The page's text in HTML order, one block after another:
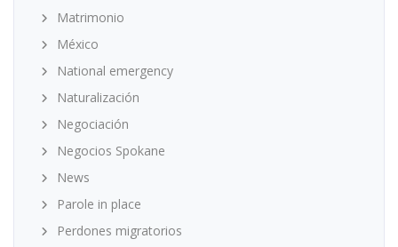
Matrimonio
México
National emergency
Naturalización
Negociación
Negocios Spokane
News
Parole in place
Perdones migratorios